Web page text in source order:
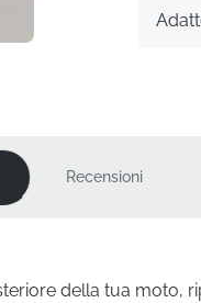
Recensioni
della tua moto,